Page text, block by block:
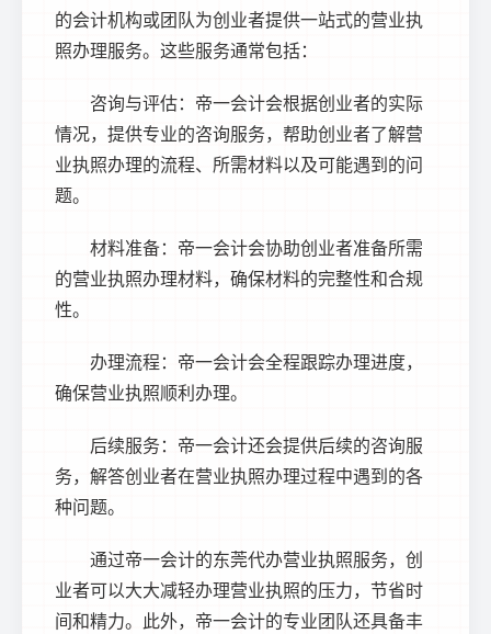
的会计机构或团队为创业者提供一站式的营业执
照办理服务。这些服务通常包括：
咨询与评估：帝一会计会根据创业者的实际
情况，提供专业的咨询服务，帮助创业者了解营
业执照办理的流程、所需材料以及可能遇到的问
题。
材料准备：帝一会计会协助创业者准备所需
的营业执照办理材料，确保材料的完整性和合规
性。
办理流程：帝一会计会全程跟踪办理进度，
确保营业执照顺利办理。
后续服务：帝一会计还会提供后续的咨询服
务，解答创业者在营业执照办理过程中遇到的各
种问题。
通过帝一会计的东莞代办营业执照服务，创
业者可以大大减轻办理营业执照的压力，节省时
间和精力。此外，帝一会计的专业团队还具备丰